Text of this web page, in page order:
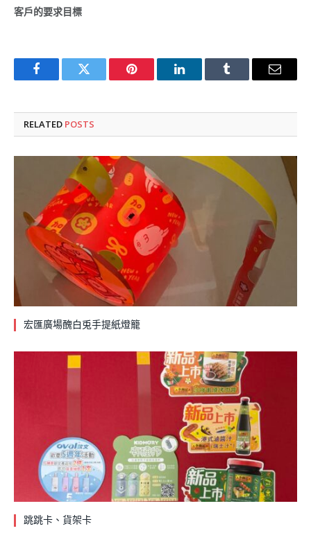
客戶的要求目標
FacebookTwitter Pinterest LinkedInTumblr Email
RELATED POSTS
宏匯廣場醜白兎手提紙燈籠
跳跳卡、貨架卡